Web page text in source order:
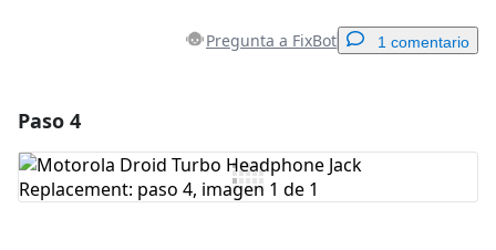
Pregunta a FixBot 1 comentario
Agregar Comentario
Paso 4